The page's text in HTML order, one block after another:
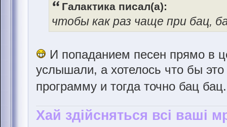
Галактика писал(а):
чтобы как раз чаще при бац,
И попаданием песен прямо в
услышали, а хотелось что бы
программу и тогда точно бац
Хай здійсняться всі ваші